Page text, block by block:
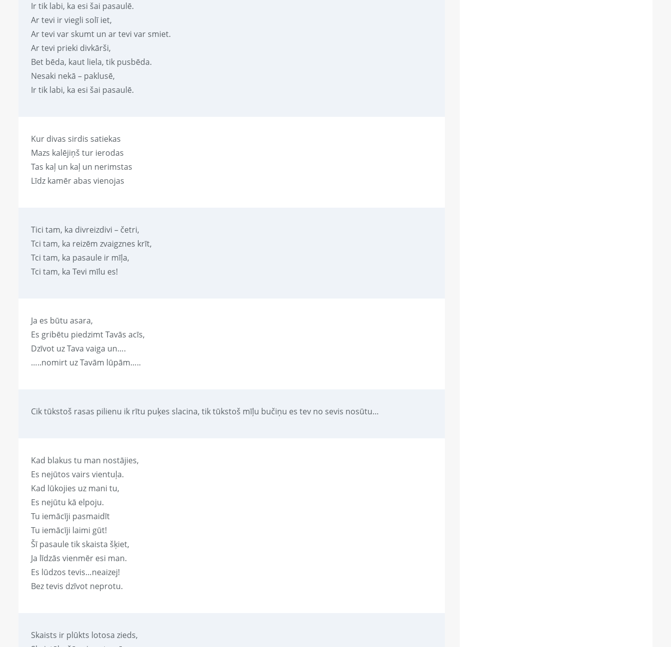
Ir tik labi, ka esi šai pasaulē.
Ar tevi ir viegli solī iet,
Ar tevi var skumt un ar tevi var smiet.
Ar tevi prieki divkārši,
Bet bēda, kaut liela, tik pusbēda.
Nesaki nekā – paklusē,
Ir tik labi, ka esi šai pasaulē.
Kur divas sirdis satiekas
Mazs kalējiņš tur ierodas
Tas kaļ un kaļ un nerimstas
Līdz kamēr abas vienojas
Tici tam, ka divreizdivi – četri,
Tci tam, ka reizēm zvaigznes krīt,
Tci tam, ka pasaule ir mīļa,
Tci tam, ka Tevi mīlu es!
Ja es būtu asara,
Es gribētu piedzimt Tavās acīs,
Dzīvot uz Tava vaiga un….
…..nomirt uz Tavām lūpām…..
Cik tūkstoš rasas pilienu ik rītu puķes slacina, tik tūkstoš mīļu bučiņu es tev no sevis nosūtu…
Kad blakus tu man nostājies,
Es nejūtos vairs vientuļa.
Kad lūkojies uz mani tu,
Es nejūtu kā elpoju.
Tu iemācīji pasmaidīt
Tu iemācīji laimi gūt!
Šī pasaule tik skaista šķiet,
Ja līdzās vienmēr esi man.
Es lūdzos tevis…neaizej!
Bez tevis dzīvot neprotu.
Skaists ir plūkts lotosa zieds,